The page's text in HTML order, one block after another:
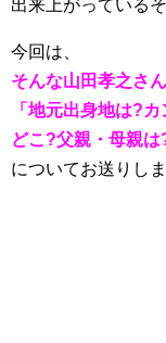
出来上がっている
今回は、
そんな山田孝之さ
「地元出身地は?
どこ?父親・母親は
についてお送りしま